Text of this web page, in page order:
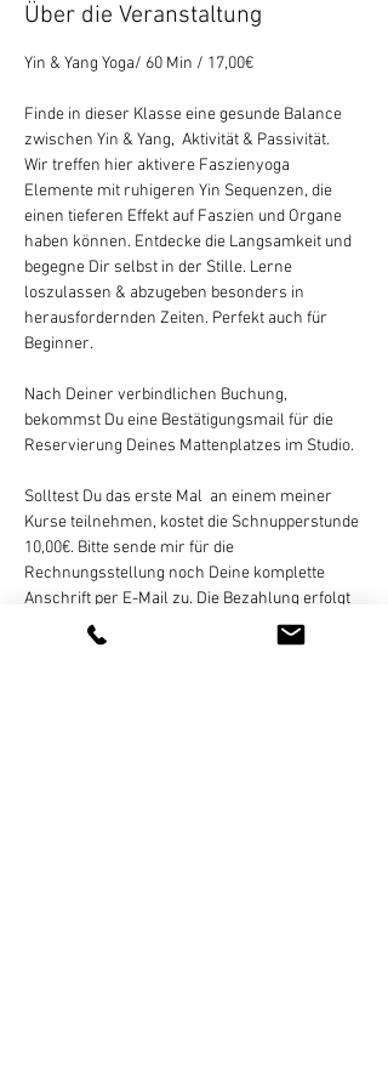
Über die Veranstaltung
Yin & Yang Yoga/ 60 Min / 17,00€
Finde in dieser Klasse eine gesunde Balance
zwischen Yin & Yang,  Aktivität & Passivität.
Wir treffen hier aktivere Faszienyoga
Elemente mit ruhigeren Yin Sequenzen, die
einen tieferen Effekt auf Faszien und Organe
haben können. Entdecke die Langsamkeit und
begegne Dir selbst in der Stille. Lerne
loszulassen & abzugeben besonders in
herausfordernden Zeiten. Perfekt auch für
Beginner.
Nach Deiner verbindlichen Buchung,
bekommst Du eine Bestätigungsmail für die
Reservierung Deines Mattenplatzes im Studio.
Solltest Du das erste Mal  an einem meiner
Kurse teilnehmen, kostet die Schnupperstunde
10,00€. Bitte sende mir für die
Rechnungsstellung noch Deine komplette
Anschrift per E-Mail zu. Die Bezahlung erfolgt
dann per Überweisung, gegen Rechnung, die
ich Dir am Ende des Monats zusende (E-Mail).